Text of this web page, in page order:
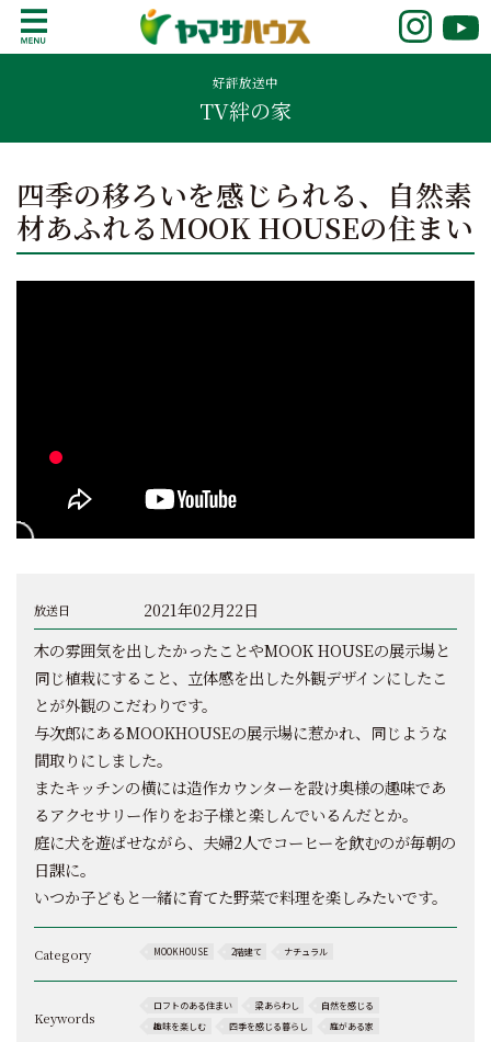
o
鹿児島で注文住宅ならヤマサハウス
新築の注文住宅や建売モデルハウスをお探し
の方はこちら。鹿児島県内で11年連続ナンバ
ーワンの実績を誇る、絆の家でおなじみの
ヤマサハウス。展示場情報や家づくりのこだ
好評放送中
TV絆の家
四季の移ろいを感じられる、自然素
材あふれるMOOK HOUSEの住まい
放送日
2021年02月22日
木の雰囲気を出したかったことやMOOK HOUSEの展示場と
同じ植栽にすること、立体感を出した外観デザインにしたこ
とが外観のこだわりです。
与次郎にあるMOOKHOUSEの展示場に惹かれ、同じような
間取りにしました。
またキッチンの横には造作カウンターを設け奥様の趣味であ
るアクセサリー作りをお子様と楽しんでいるんだとか。
庭に犬を遊ばせながら、夫婦2人でコーヒーを飲むのが毎朝の
日課に。
いつか子どもと一緒に育てた野菜で料理を楽しみたいです。
Category MOOKHOUSE 2階建て ナチュラル
Keywords
ロフトのある住まい 梁あらわし
自然を感じる
趣味を楽しむ
四季を感じる暮らし 庭がある家